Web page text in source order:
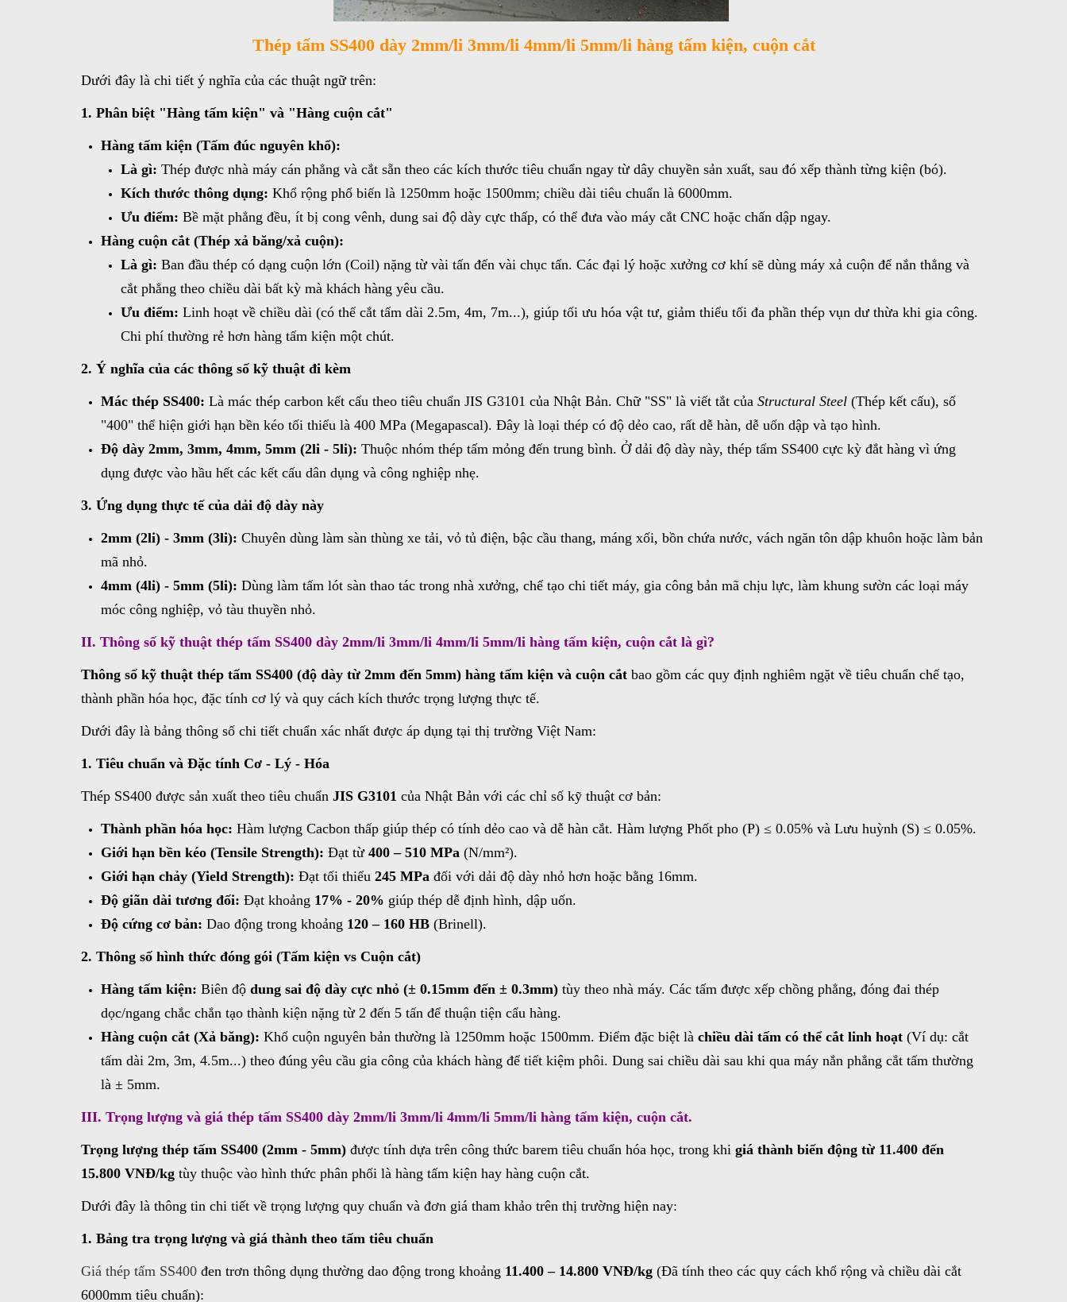
Thép tấm SS400 dày 2mm/li 3mm/li 4mm/li 5mm/li hàng tấm kiện, cuộn cắt
Dưới đây là chi tiết ý nghĩa của các thuật ngữ trên:
1. Phân biệt "Hàng tấm kiện" và "Hàng cuộn cắt"
Hàng tấm kiện (Tấm đúc nguyên khổ):
Là gì: Thép được nhà máy cán phẳng và cắt sẵn theo các kích thước tiêu chuẩn ngay từ dây chuyền sản xuất, sau đó xếp thành từng kiện (bó).
Kích thước thông dụng: Khổ rộng phổ biến là 1250mm hoặc 1500mm; chiều dài tiêu chuẩn là 6000mm.
Ưu điểm: Bề mặt phẳng đều, ít bị cong vênh, dung sai độ dày cực thấp, có thể đưa vào máy cắt CNC hoặc chấn dập ngay.
Hàng cuộn cắt (Thép xả băng/xả cuộn):
Là gì: Ban đầu thép có dạng cuộn lớn (Coil) nặng từ vài tấn đến vài chục tấn. Các đại lý hoặc xưởng cơ khí sẽ dùng máy xả cuộn để nắn thẳng và
cắt phẳng theo chiều dài bất kỳ mà khách hàng yêu cầu.
Ưu điểm: Linh hoạt về chiều dài (có thể cắt tấm dài 2.5m, 4m, 7m...), giúp tối ưu hóa vật tư, giảm thiểu tối đa phần thép vụn dư thừa khi gia công.
Chi phí thường rẻ hơn hàng tấm kiện một chút.
2. Ý nghĩa của các thông số kỹ thuật đi kèm
Mác thép SS400: Là mác thép carbon kết cấu theo tiêu chuẩn JIS G3101 của Nhật Bản. Chữ "SS" là viết tắt của Structural Steel (Thép kết cấu), số
"400" thể hiện giới hạn bền kéo tối thiểu là 400 MPa (Megapascal). Đây là loại thép có độ dẻo cao, rất dễ hàn, dễ uốn dập và tạo hình.
Độ dày 2mm, 3mm, 4mm, 5mm (2li - 5li): Thuộc nhóm thép tấm mỏng đến trung bình. Ở dải độ dày này, thép tấm SS400 cực kỳ đắt hàng vì ứng
dụng được vào hầu hết các kết cấu dân dụng và công nghiệp nhẹ.
3. Ứng dụng thực tế của dải độ dày này
2mm (2li) - 3mm (3li): Chuyên dùng làm sàn thùng xe tải, vỏ tủ điện, bậc cầu thang, máng xối, bồn chứa nước, vách ngăn tôn dập khuôn hoặc làm bản
mã nhỏ.
4mm (4li) - 5mm (5li): Dùng làm tấm lót sàn thao tác trong nhà xưởng, chế tạo chi tiết máy, gia công bản mã chịu lực, làm khung sườn các loại máy
móc công nghiệp, vỏ tàu thuyền nhỏ.
II. Thông số kỹ thuật thép tấm SS400 dày 2mm/li 3mm/li 4mm/li 5mm/li hàng tấm kiện, cuộn cắt là gì?
Thông số kỹ thuật thép tấm SS400 (độ dày từ 2mm đến 5mm) hàng tấm kiện và cuộn cắt bao gồm các quy định nghiêm ngặt về tiêu chuẩn chế tạo,
thành phần hóa học, đặc tính cơ lý và quy cách kích thước trọng lượng thực tế.
Dưới đây là bảng thông số chi tiết chuẩn xác nhất được áp dụng tại thị trường Việt Nam:
1. Tiêu chuẩn và Đặc tính Cơ - Lý - Hóa
Thép SS400 được sản xuất theo tiêu chuẩn JIS G3101 của Nhật Bản với các chỉ số kỹ thuật cơ bản:
Thành phần hóa học: Hàm lượng Cacbon thấp giúp thép có tính dẻo cao và dễ hàn cắt. Hàm lượng Phốt pho (P) ≤ 0.05% và Lưu huỳnh (S) ≤ 0.05%.
Giới hạn bền kéo (Tensile Strength): Đạt từ 400 – 510 MPa (N/mm²).
Giới hạn chảy (Yield Strength): Đạt tối thiểu 245 MPa đối với dải độ dày nhỏ hơn hoặc bằng 16mm.
Độ giãn dài tương đối: Đạt khoảng 17% - 20% giúp thép dễ định hình, dập uốn.
Độ cứng cơ bản: Dao động trong khoảng 120 – 160 HB (Brinell).
2. Thông số hình thức đóng gói (Tấm kiện vs Cuộn cắt)
Hàng tấm kiện: Biên độ dung sai độ dày cực nhỏ (± 0.15mm đến ± 0.3mm) tùy theo nhà máy. Các tấm được xếp chồng phẳng, đóng đai thép
dọc/ngang chắc chắn tạo thành kiện nặng từ 2 đến 5 tấn để thuận tiện cẩu hàng.
Hàng cuộn cắt (Xả băng): Khổ cuộn nguyên bản thường là 1250mm hoặc 1500mm. Điểm đặc biệt là chiều dài tấm có thể cắt linh hoạt (Ví dụ: cắt
tấm dài 2m, 3m, 4.5m...) theo đúng yêu cầu gia công của khách hàng để tiết kiệm phôi. Dung sai chiều dài sau khi qua máy nắn phẳng cắt tấm thường
là ± 5mm.
III. Trọng lượng và giá thép tấm SS400 dày 2mm/li 3mm/li 4mm/li 5mm/li hàng tấm kiện, cuộn cắt.
Trọng lượng thép tấm SS400 (2mm - 5mm) được tính dựa trên công thức barem tiêu chuẩn hóa học, trong khi giá thành biến động từ 11.400 đến
15.800 VNĐ/kg tùy thuộc vào hình thức phân phối là hàng tấm kiện hay hàng cuộn cắt.
Dưới đây là thông tin chi tiết về trọng lượng quy chuẩn và đơn giá tham khảo trên thị trường hiện nay:
1. Bảng tra trọng lượng và giá thành theo tấm tiêu chuẩn
Giá thép tấm SS400 đen trơn thông dụng thường dao động trong khoảng 11.400 – 14.800 VNĐ/kg (Đã tính theo các quy cách khổ rộng và chiều dài cắt
6000mm tiêu chuẩn):